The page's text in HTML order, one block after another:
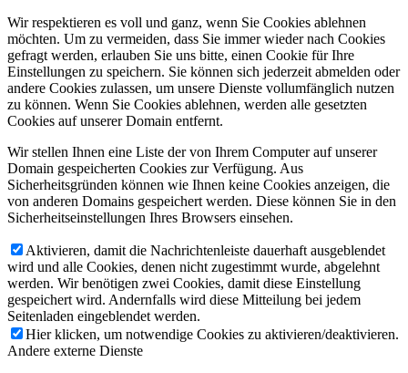
Wir respektieren es voll und ganz, wenn Sie Cookies ablehnen
möchten. Um zu vermeiden, dass Sie immer wieder nach Cookies
gefragt werden, erlauben Sie uns bitte, einen Cookie für Ihre
Einstellungen zu speichern. Sie können sich jederzeit abmelden oder
andere Cookies zulassen, um unsere Dienste vollumfänglich nutzen
zu können. Wenn Sie Cookies ablehnen, werden alle gesetzten
Cookies auf unserer Domain entfernt.
Wir stellen Ihnen eine Liste der von Ihrem Computer auf unserer
Domain gespeicherten Cookies zur Verfügung. Aus
Sicherheitsgründen können wie Ihnen keine Cookies anzeigen, die
von anderen Domains gespeichert werden. Diese können Sie in den
Sicherheitseinstellungen Ihres Browsers einsehen.
Aktivieren, damit die Nachrichtenleiste dauerhaft ausgeblendet
wird und alle Cookies, denen nicht zugestimmt wurde, abgelehnt
werden. Wir benötigen zwei Cookies, damit diese Einstellung
gespeichert wird. Andernfalls wird diese Mitteilung bei jedem
Seitenladen eingeblendet werden.
Hier klicken, um notwendige Cookies zu aktivieren/deaktivieren.
Andere externe Dienste